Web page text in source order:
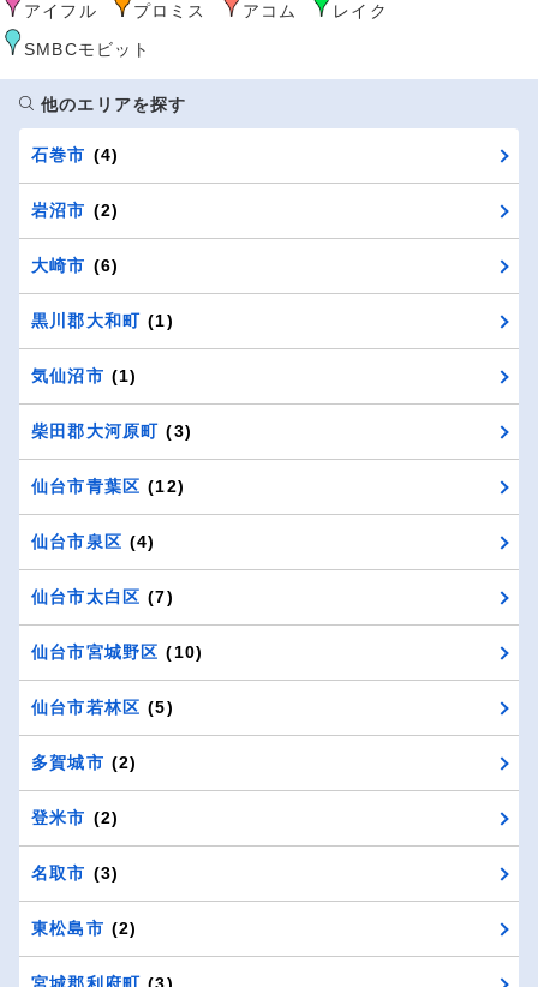
アイフル プロミス アコム
レイク
SMBCモビット
他のエリアを探す
石巻市 (4)
岩沼市 (2)
大崎市 (6)
黒川郡大和町 (1)
気仙沼市 (1)
柴田郡大河原町 (3)
仙台市青葉区 (12)
仙台市泉区 (4)
仙台市太白区 (7)
仙台市宮城野区 (10)
仙台市若林区 (5)
多賀城市 (2)
登米市 (2)
名取市 (3)
東松島市 (2)